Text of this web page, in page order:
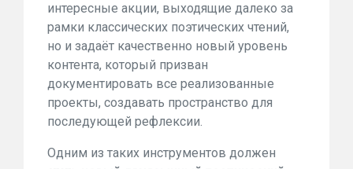
интересные акции, выходящие далеко за
рамки классических поэтических чтений,
но и задаёт качественно новый уровень
контента, который призван
документировать все реализованные
проекты, создавать пространство для
последующей рефлексии.
Одним из таких инструментов должен